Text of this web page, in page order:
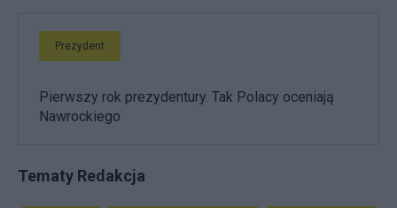
Prezydent
Pierwszy rok prezydentury. Tak Polacy oceniają
Nawrockiego
Tematy Redakcja